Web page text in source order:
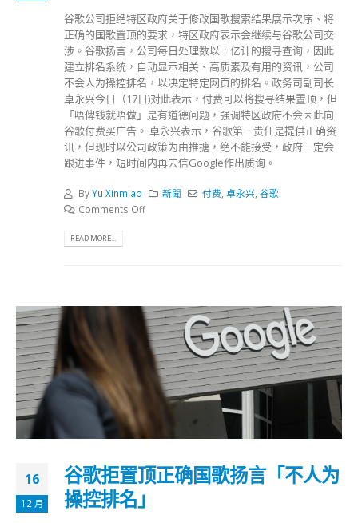
谷歌公司拒绝特区政府关于修改国歌搜索结果展示次序、将
正确的国歌置顶的要求，特区政府表示会继续与谷歌公司交
涉。谷歌扬言，公司每日处理数以十亿计的搜寻查询，因此
建立排名系统，自动显示相关、高质素及有用的资讯，公司
不会人为操控排名，以决定特定网页的排名。政务司副司长
卓永兴今日（17日)对此表示，付费可以将搜寻结果置顶，但
「唔俾钱就唔做」是有道德问题，强调特区政府不会因此向
谷歌付费买广告。 卓永兴表示，谷歌第一责任是提供正确资
讯，但现时以公司政策为由推搪，绝不能接受，政府一定会
跟进事件，短时间内再去信Google作出质询。
ByYu Xinmiao 新聞 付费,卓永兴,谷歌
Comments Off
READ MORE...
16
12 月
谷歌拒置顶正确国歌扬言「不人为
操控排名」